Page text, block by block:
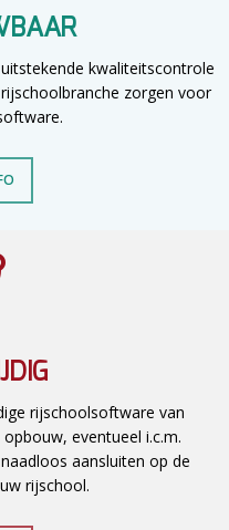
kwaliteitscontrole
zorgen voor
rijschoolsoftware van
eventueel i.c.m.
aansluiten op de
rijschool.